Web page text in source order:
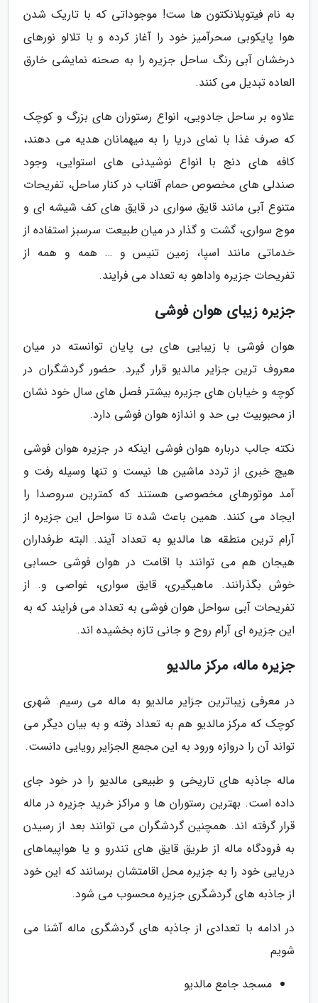
به نام فیتوپلانکتون ها ست! موجوداتی که با تاریک شدن
هوا پایکوبی سحرآمیز خود را آغاز کرده و با تلالو نورهای
درخشان آبی رنگ ساحل جزیره را به صحنه نمایشی خارق
العاده تبدیل می کنند.
علاوه بر ساحل جادویی، انواع رستوران های بزرگ و کوچک
که صرف غذا با نمای دریا را به میهمانان هدیه می دهند،
کافه های دنج با انواع نوشیدنی های استوایی، وجود
صندلی های مخصوص حمام آفتاب در کنار ساحل، تفریحات
متنوع آبی مانند قایق سواری در قایق های کف شیشه ای و
موج سواری، گشت و گذار در میان طبیعت سرسبز استفاده از
خدماتی مانند اسپا، زمین تنیس و … همه و همه از
تفریحات جزیره واداهو به تعداد می فرایند.
جزیره زیبای هوان فوشی
هوان فوشی با زیبایی های بی پایان توانسته در میان
معروف ترین جزایر مالدیو قرار گیرد. حضور گردشگران در
کوچه و خیابان های جزیره بیشتر فصل های سال خود نشان
از محبوبیت بی حد و اندازه هوان فوشی دارد.
نکته جالب درباره هوان فوشی اینکه در جزیره هوان فوشی
هیچ خبری از تردد ماشین ها نیست و تنها وسیله رفت و
آمد موتورهای مخصوصی هستند که کمترین سروصدا را
ایجاد می کنند. همین باعث شده تا سواحل این جزیره از
آرام ترین منطقه ها مالدیو به تعداد آیند. البته طرفداران
هیجان هم می توانند با اقامت در هوان فوشی حسابی
خوش بگذرانند. ماهیگیری، قایق سواری، غواصی و. از
تفریحات آبی سواحل هوان فوشی به تعداد می فرایند که به
این جزیره ای آرام روح و جانی تازه بخشیده اند.
جزیره ماله، مرکز مالدیو
در معرفی زیباترین جزایر مالدیو به ماله می رسیم. شهری
کوچک که مرکز مالدیو هم به تعداد رفته و به بیان دیگر می
تواند آن را دروازه ورود به این مجمع الجزایر رویایی دانست.
ماله جاذبه های تاریخی و طبیعی مالدیو را در خود جای
داده است. بهترین رستوران ها و مراکز خرید جزیره در ماله
قرار گرفته اند. همچنین گردشگران می توانند بعد از رسیدن
به فرودگاه ماله از طریق قایق های تندرو و یا هواپیماهای
دریایی خود را به جزیره محل اقامتشان برسانند که این خود
از جاذبه های گردشگری جزیره محسوب می شود.
در ادامه با تعدادی از جاذبه های گردشگری ماله آشنا می
شویم
مسجد جامع مالدیو